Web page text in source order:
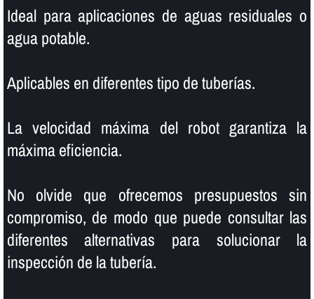
Ideal para aplicaciones de aguas residuales o
agua potable.
Aplicables en diferentes tipo de tuberí­as.
La velocidad máxima del robot garantiza la
máxima eficiencia.
No olvide que ofrecemos presupuestos sin
compromiso, de modo que puede consultar las
diferentes alternativas para solucionar la
inspección de la tuberí­a.